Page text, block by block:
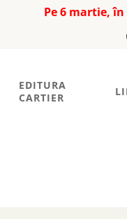
Pe 6 martie,
EDITURA
CARTIER